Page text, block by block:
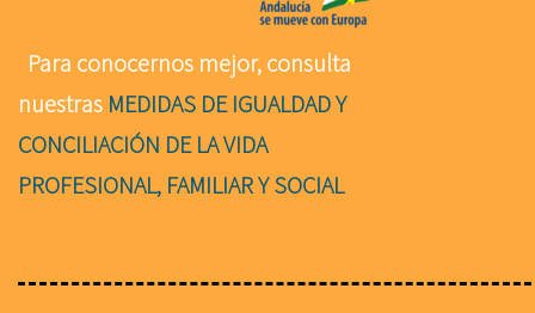
Para conocernos mejor, consulta
nuestras MEDIDAS DE IGUALDAD Y
CONCILIACIÓN DE LA VIDA
PROFESIONAL, FAMILIAR Y SOCIAL